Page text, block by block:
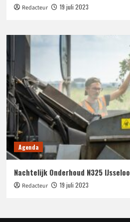
Redacteur 19 juli 2023
Agenda
Nachtelijk Onderhoud N325
Redacteur 19 juli 2023